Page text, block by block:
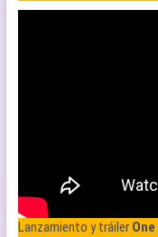
Lanzamiento y tráiler